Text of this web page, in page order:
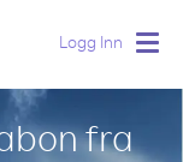
Logg Inn
fra